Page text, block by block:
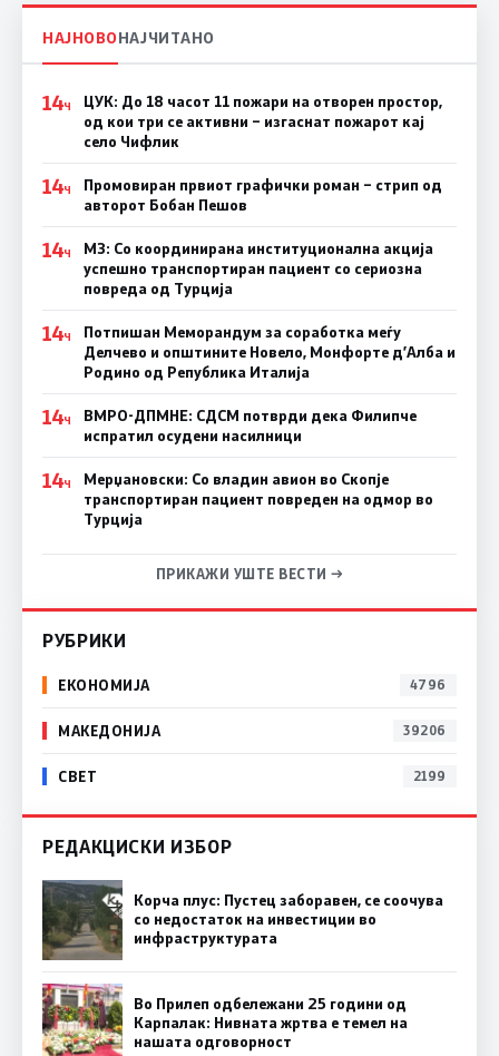
НАЈНОВОНАЈЧИТАНО
14Ч
ЦУК: До 18 часот 11 пожари на отворен простор,
од кои три се активни – изгаснат пожарот кај
село Чифлик
14Ч
Промовиран првиот графички роман – стрип од
авторот Бобан Пешов
14Ч
МЗ: Со координирана институционална акција
успешно транспортиран пациент со сериозна
повреда од Турција
14Ч
Потпишан Меморандум за соработка меѓу
Делчево и општините Новело, Монфорте д’Алба и
Родино од Република Италија
14Ч
ВМРО-ДПМНЕ: СДСM потврди дека Филипче
испратил осудени насилници
14Ч
Мерџановски: Со владин авион во Скопје
транспортиран пациент повреден на одмор во
Турција
ПРИКАЖИ УШТЕ ВЕСТИ →
РУБРИКИ
ЕКОНОМИЈА 4796
МАКЕДОНИЈА 39206
СВЕТ 2199
РЕДАКЦИСКИ ИЗБОР
Корча плус: Пустец заборавен, се соочува
со недостаток на инвестиции во
инфраструктурата
Во Прилеп одбележани 25 години од
Карпалак: Нивната жртва е темел на
нашата одговорност